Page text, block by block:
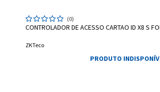
(0)
CONTROLADOR DE ACESSO CARTAO ID X8 S
ZKTeco
PRODUTO